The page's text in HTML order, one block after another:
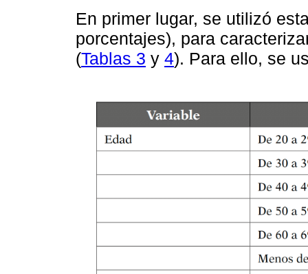
En primer lugar, se utilizó
porcentajes), para
(Tablas 3 y 4). Para ello, se